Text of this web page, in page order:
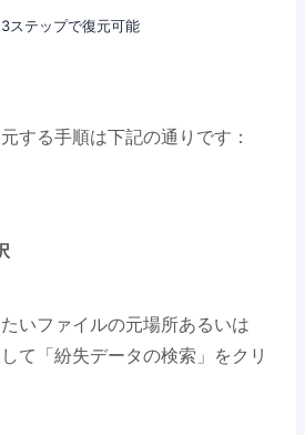
ステップで復元可能
する手順は下記の通りです：
いファイルの元場所あるいは
て「紛失データの検索」をクリ